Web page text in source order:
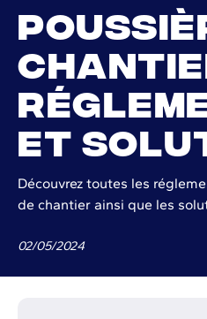
et
Découvrez toutes les
de chantier ainsi que les
02/05/2024